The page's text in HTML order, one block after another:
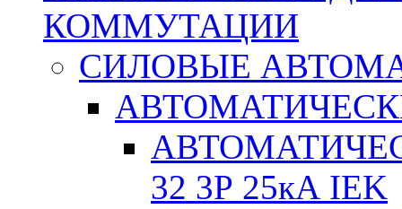
КОММУТАЦИИ
СИЛОВЫЕ
32 3Р 25кА IEK